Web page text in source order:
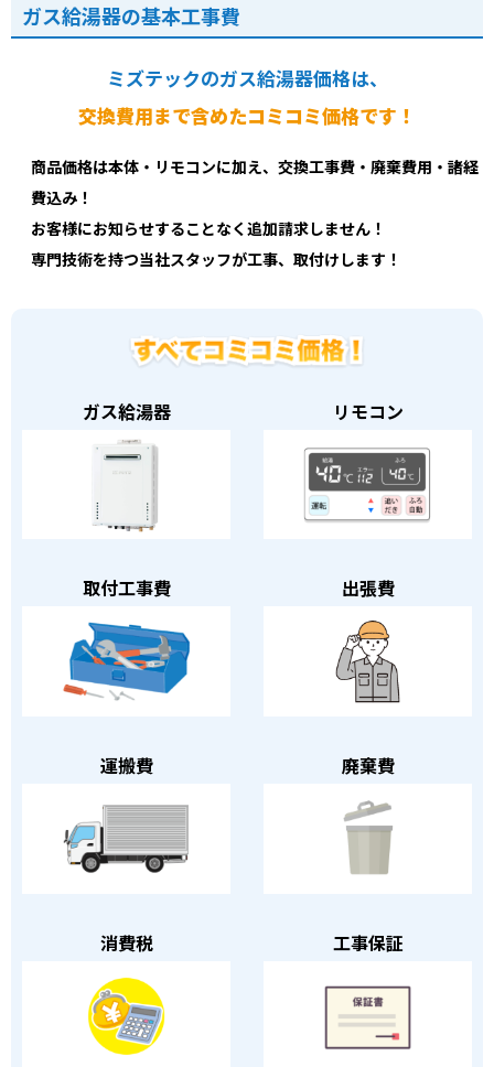
ガス給湯器の基本工事費
ミズテックのガス給湯器価格は、
交換費用まで含めたコミコミ価格です！
商品価格は本体・リモコンに加え、交換工事費・廃棄費用・諸経
費込み！
お客様にお知らせすることなく追加請求しません！
専門技術を持つ当社スタッフが工事、取付けします！
ガス給湯器 リモコン
取付工事費 出張費
運搬費 廃棄費
消費税 工事保証